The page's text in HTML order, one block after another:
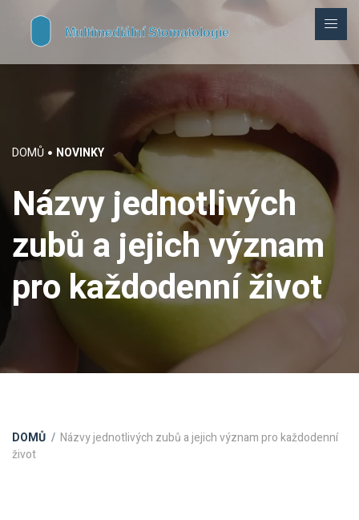
DOMŮ NOVINKY
Názvy jednotlivých
zubů a jejich význam
pro každodenní život
DOMŮ
Názvy jednotlivých zubů a jejich význam pro každodenní
život